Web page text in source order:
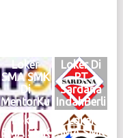
Loker
SMA SMK
Di
MentorKu
Indonesia
Medan
Loker Di
PT
Sardana
IndahBerli
an Motor
Medan
Loker
SMA SMK
Loker
SMA SMK